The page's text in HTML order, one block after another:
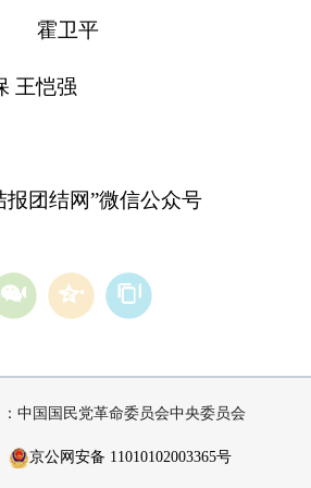
霍卫平
王恺强
报团结网”微信公众号
中国国民党革命委员会中央委员会
京公网安备 11010102003365号